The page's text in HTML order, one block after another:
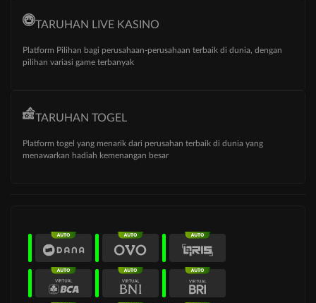
TARUHAN LIVE KASINO
Platform Pilihan bagi perusahaan-perusahaan terbaik di dunia, dengan
pilihan variasi game terbanyak
TARUHAN TOGEL
Platform togel yang menarik dari perusahan terbaik di dunia yang
menawarkan hadiah kemenangan besar